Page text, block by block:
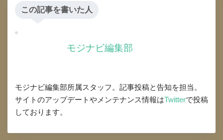
この記事を書いた人
モジナビ編集部
モジナビ編集部所属スタッフ。記事投稿と告知を担当。
サイトのアップデートやメンテナンス情報はTwitterで投稿
しております。